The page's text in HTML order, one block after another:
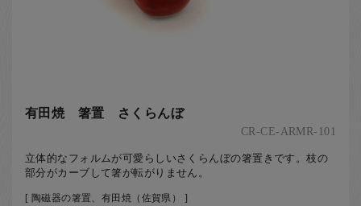
有田焼 箸置 さくらんぼ
CR-CE-ARMR-101
立体的なフォルムが可愛らしいさくらんぼの箸置きです。枝の
部分がカーブして箸が転がりません。
[ 陶磁器の箸置、有田焼（佐賀県） ]